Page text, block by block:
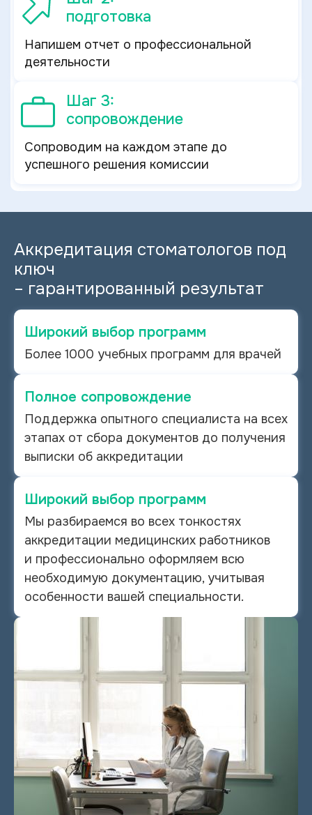
подготовка
Напишем отчет о профессиональной
деятельности
Шаг 3:
сопровождение
Сопроводим на каждом этапе до
успешного решения комиссии
Аккредитация стоматологов под
ключ
– гарантированный результат
Широкий выбор программ
Более 1000 учебных программ для врачей
Полное сопровождение
Поддержка опытного специалиста на всех
этапах от сбора документов до получения
выписки об аккредитации
Широкий выбор программ
Мы разбираемся во всех тонкостях
аккредитации медицинских работников
и профессионально оформляем всю
необходимую документацию, учитывая
особенности вашей специальности.